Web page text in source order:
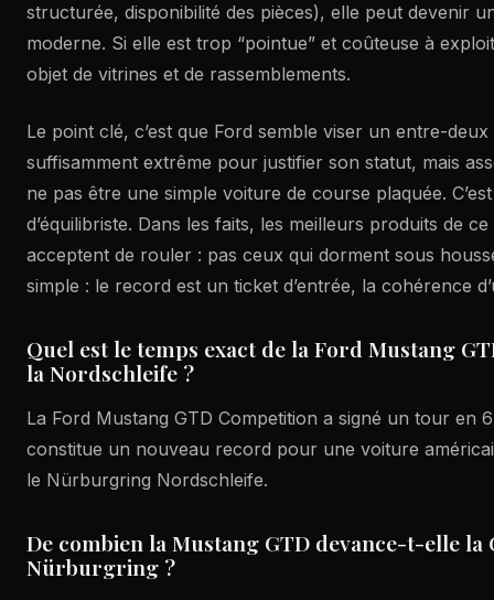
structurée, disponibilité des pièces), elle peut devenir
moderne. Si elle est trop “pointue” et coûteuse à
objet de vitrines et de rassemblements.
Le point clé, c’est que Ford semble viser un entre-
suffisamment extrême pour justifier son statut, mais
ne pas être une simple voiture de course plaquée.
d’équilibriste. Dans les faits, les meilleurs produits de
acceptent de rouler : pas ceux qui dorment sous
simple : le record est un ticket d’entrée, la cohérence
Quel est le temps exact de la Ford Mustang
la Nordschleife ?
La Ford Mustang GTD Competition a signé un tour en
constitue un nouveau record pour une voiture
le Nürburgring Nordschleife.
De combien la Mustang GTD devance-t-elle la
Nürburgring ?